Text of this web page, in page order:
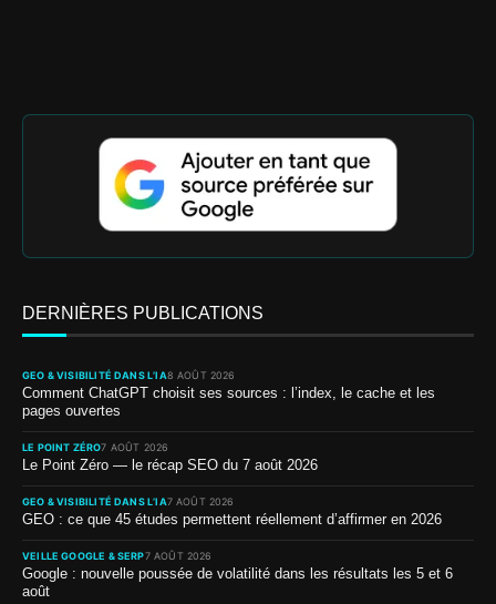
DERNIÈRES PUBLICATIONS
GEO & VISIBILITÉ DANS L’IA8 AOÛT 2026
Comment ChatGPT choisit ses sources : l’index, le cache et les
pages ouvertes
LE POINT ZÉRO7 AOÛT 2026
Le Point Zéro — le récap SEO du 7 août 2026
GEO & VISIBILITÉ DANS L’IA7 AOÛT 2026
GEO : ce que 45 études permettent réellement d’affirmer en 2026
VEILLE GOOGLE & SERP7 AOÛT 2026
Google : nouvelle poussée de volatilité dans les résultats les 5 et 6
août